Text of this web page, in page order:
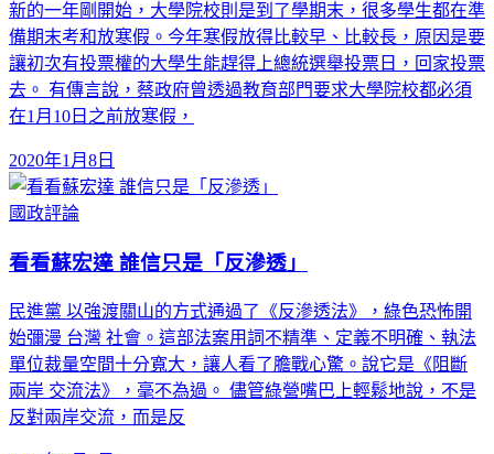
新的一年剛開始，大學院校則是到了學期末，很多學生都在準
備期末考和放寒假。今年寒假放得比較早、比較長，原因是要
讓初次有投票權的大學生能趕得上總統選舉投票日，回家投票
去。 有傳言說，蔡政府曾透過教育部門要求大學院校都必須
在1月10日之前放寒假，
2020年1月8日
國政評論
看看蘇宏達 誰信只是「反滲透」
民進黨 以強渡關山的方式通過了《反滲透法》，綠色恐怖開
始彌漫 台灣 社會。這部法案用詞不精準、定義不明確、執法
單位裁量空間十分寬大，讓人看了膽戰心驚。說它是《阻斷
兩岸 交流法》，毫不為過。 儘管綠營嘴巴上輕鬆地說，不是
反對兩岸交流，而是反